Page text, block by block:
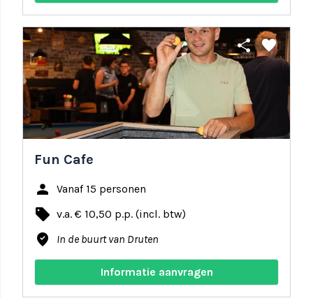
share favorite
Fun Cafe
person Vanaf 15 personen
local_offer v.a. € 10,50 p.p. (incl. btw)
where_to_vote In de buurt van Druten
Informatie aanvragen